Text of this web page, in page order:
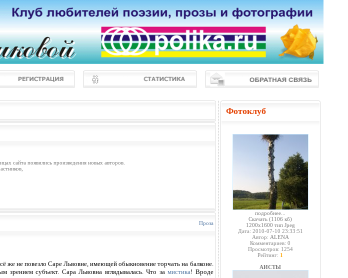
сайта появились произведения новых авторов.
Проза
же не повезло Саре Львовне, имеющей обыкновение торчать на балконе.
зрением субъект. Сара Львовна вглядывалась. Что замистика! Вроде
Фотоклуб
подробнее...
Скачать (1106 кб)
1200x1600 тип Jpeg
Дата: 2010-07-10 23:33:51
Автор: ALENA
Комментариев: 0
Просмотров: 1254
Рейтинг: 1
АИСТЫ